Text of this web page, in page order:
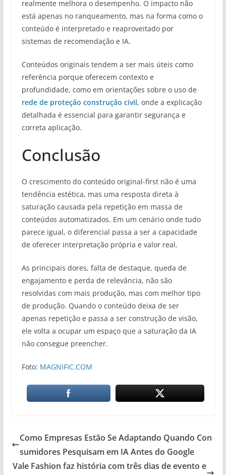
realmente melhora o desempenho. O impacto não
está apenas no ranqueamento, mas na forma como o
conteúdo é interpretado e reaproveitado por
sistemas de recomendação e IA.
Conteúdos originais tendem a ser mais úteis como
referência porque oferecem contexto e
profundidade, como em orientações sobre o uso de
rede de proteção construção civil, onde a explicação
detalhada é essencial para garantir segurança e
correta aplicação.
Conclusão
O crescimento do conteúdo original-first não é uma
tendência estética, mas uma resposta direta à
saturação causada pela repetição em massa de
conteúdos automatizados. Em um cenário onde tudo
parece igual, o diferencial passa a ser a capacidade
de oferecer interpretação própria e valor real.
As principais dores, falta de destaque, queda de
engajamento e perda de relevância, não são
resolvidas com mais produção, mas com melhor tipo
de produção. Quando o conteúdo deixa de ser
apenas repetição e passa a ser construção de visão,
ele volta a ocupar um espaço que a saturação da IA
não consegue preencher.
Foto: MAGNIFIC.COM
Como Empresas Estão Se Adaptando Quando Con
sumidores Pesquisam em IA Antes do Google
Vale Fashion faz história com três dias de evento e